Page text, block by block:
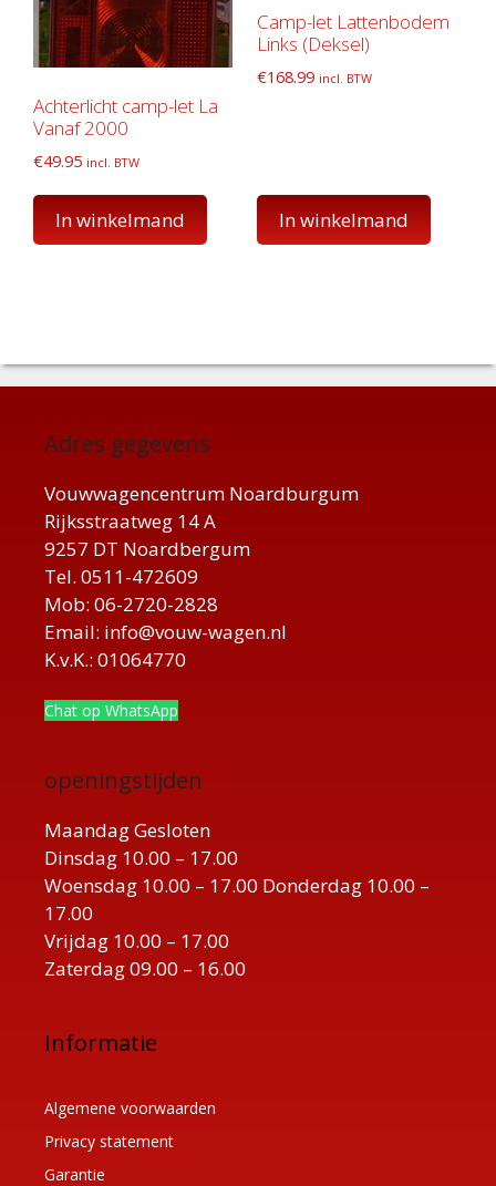
Achterlicht camp-let La
Vanaf 2000
€49.95 incl. BTW
In winkelmand
Camp-let Lattenbodem
Links (Deksel)
€168.99 incl. BTW
In winkelmand
Adres gegevens
Vouwwagencentrum Noardburgum
Rijksstraatweg 14 A
9257 DT Noardbergum
Tel. 0511-472609
Mob: 06-2720-2828
Email: info@vouw-wagen.nl
K.v.K.: 01064770
Chat op WhatsApp
openingstijden
Maandag Gesloten
Dinsdag 10.00 – 17.00
Woensdag 10.00 – 17.00 Donderdag 10.00 –
17.00
Vrijdag 10.00 – 17.00
Zaterdag 09.00 – 16.00
Informatie
Algemene voorwaarden
Privacy statement
Garantie